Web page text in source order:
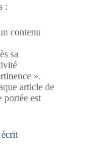
:
contenu
sa
».
article de
portée est